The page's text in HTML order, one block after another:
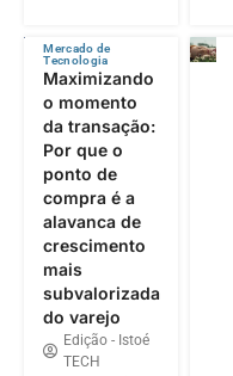
Mercado de
Tecnologia
Maximizando
o momento
da transação:
Por que o
ponto de
compra é a
alavanca de
crescimento
mais
subvalorizada
do varejo
Edição - Istoé
TECH